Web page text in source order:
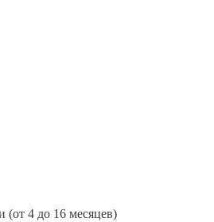
(от 4 до 16 месяцев)